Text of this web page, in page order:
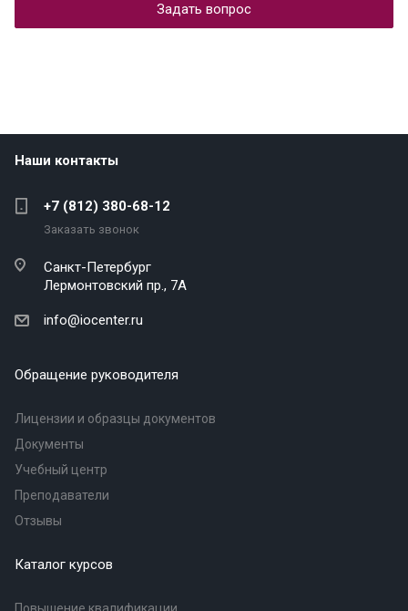
Задать вопрос
Наши контакты
+7 (812) 380-68-12
Заказать звонок
Санкт-Петербург
Лермонтовский пр., 7А
info@iocenter.ru
Обращение руководителя
Лицензии и образцы документов
Документы
Учебный центр
Преподаватели
Отзывы
Каталог курсов